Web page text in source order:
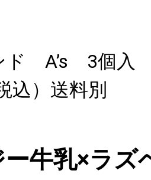
ド A’s 3個
込）送料別
牛乳×ラズ